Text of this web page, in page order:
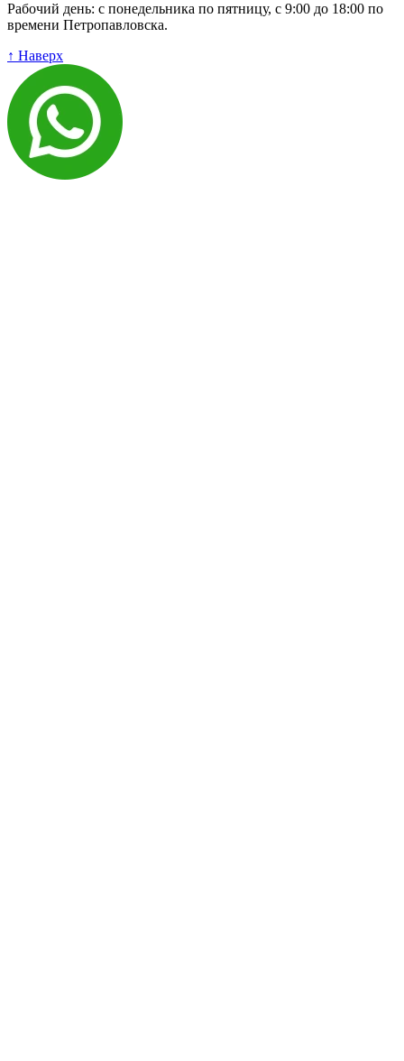
Рабочий день: с понедельника по пятницу, с 9:00 до 18:00 по
времени Петропавловска.
↑ Наверх